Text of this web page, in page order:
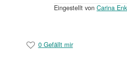
Eingestellt von Carina
0 Gefällt mir